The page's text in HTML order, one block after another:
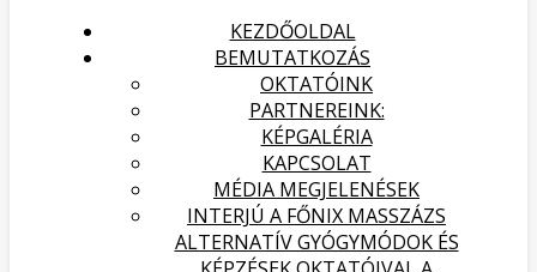
KEZDŐOLDAL
BEMUTATKOZÁS
OKTATÓINK
PARTNEREINK:
KÉPGALÉRIA
KAPCSOLAT
MÉDIA MEGJELENÉSEK
INTERJÚ A FŐNIX MASSZÁZS
ALTERNATÍV GYÓGYMÓDOK ÉS